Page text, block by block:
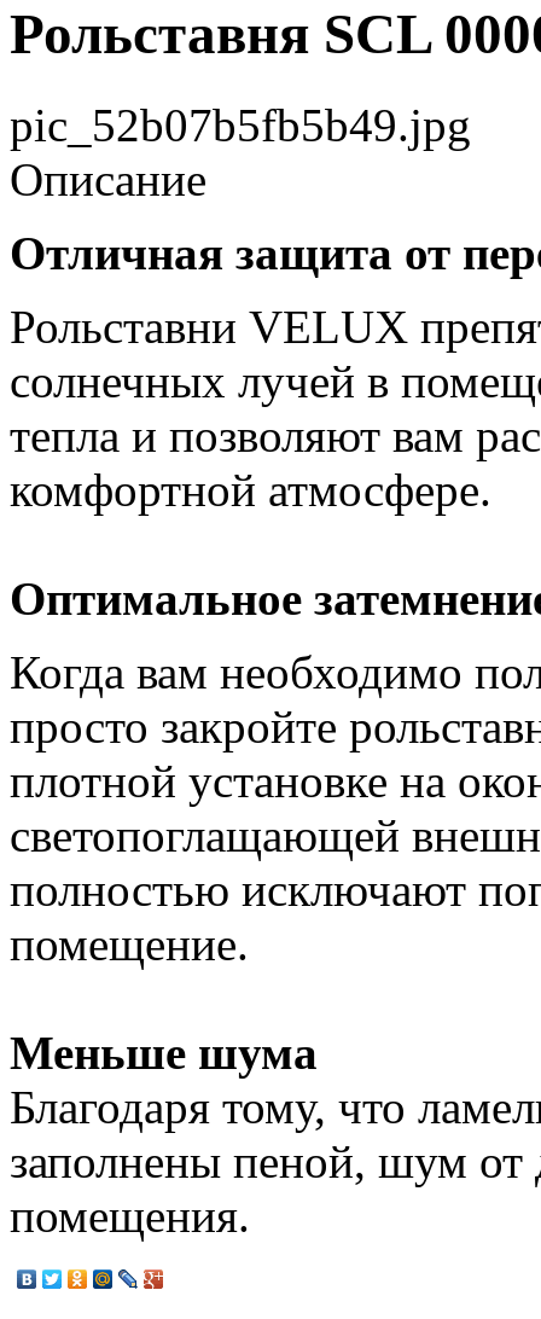
Рольставня SCL
pic_52b07b5fb5b49.jpg
Описание
Отличная защита от
Рольставни VELUX
солнечных лучей в
тепла и позволяют вам
комфортной атмосфере.
Оптимальное
Когда вам необходимо
просто закройте
плотной установке на
светопоглащающей
полностью исключают
помещение.
Меньше шума
Благодаря тому, что
заполнены пеной, шум от
помещения.